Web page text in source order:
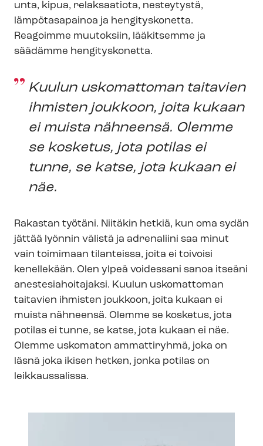
unta, kipua, relaksaatiota, nesteytystä,
lämpötasapainoa ja hengityskonetta.
Reagoimme muutoksiin, lääkitsemme ja
säädämme hengityskonetta.
Kuulun uskomattoman taitavien
ihmisten joukkoon, joita kukaan
ei muista nähneensä. Olemme
se kosketus, jota potilas ei
tunne, se katse, jota kukaan ei
näe.
Rakastan työtäni. Niitäkin hetkiä, kun oma sydän
jättää lyönnin välistä ja adrenaliini saa minut
vain toimimaan tilanteissa, joita ei toivoisi
kenellekään. Olen ylpeä voidessani sanoa itseäni
anes­te­sia­hoi­ta­jak­si. Kuulun uskomattoman
taitavien ihmisten joukkoon, joita kukaan ei
muista nähneensä. Olemme se kosketus, jota
potilas ei tunne, se katse, jota kukaan ei näe.
Olemme uskomaton ammattiryhmä, joka on
läsnä joka ikisen hetken, jonka potilas on
leikkaussalissa.